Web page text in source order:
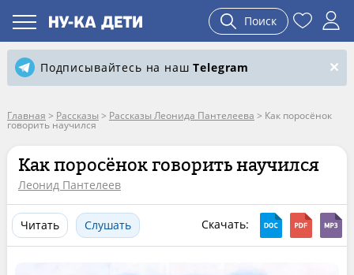
Поиск
Подписывайтесь на нашTelegram
Главная > Рассказы > Рассказы Леонида Пантелеева > Как поросёнок
говорить научился
Как поросёнок говорить научился
Леонид Пантелеев
Читать Слушать Скачать: